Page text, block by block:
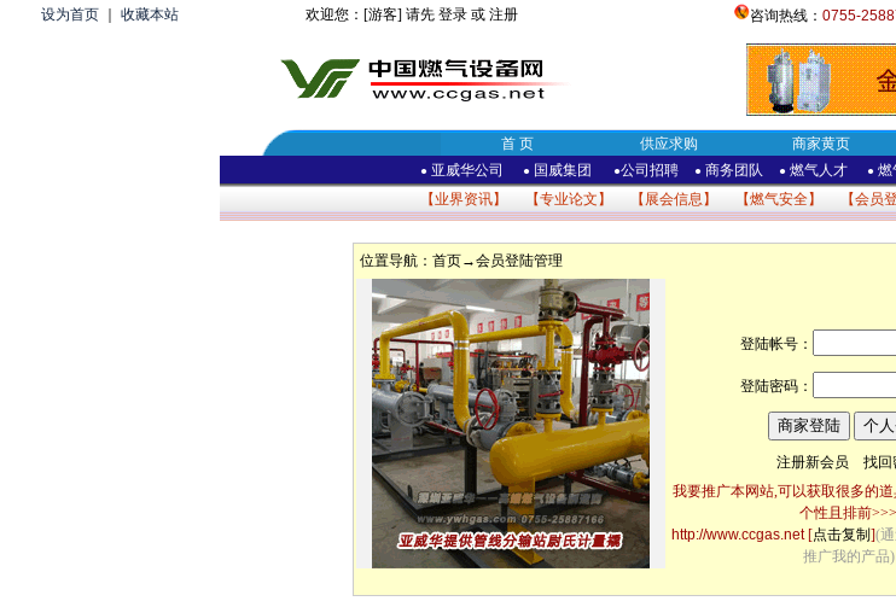
设为首页 收藏本站 欢迎您：[游客] 请先 登录 或 注册 咨询热线： 0755-
首 页 供应求购 商家黄页
● 亚威华公司 ● 国威集团 ●公司招聘 ● 商务团队 ● 燃气人才 ● 燃
【业界资讯】 【专业论文 】 【 展会信息 】 【燃气安全】 【会员
位置导航： 首页→会员登陆管理
登陆帐号：
登陆密码：
注册新会员
找回
我要推广本网站,可以获取很多的
个性且排前>>>
http://www.ccgas.net[点击复制 ](
推广我的产品)